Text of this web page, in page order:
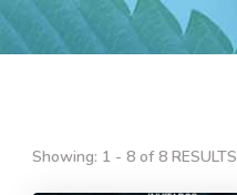
Showing: 1 - 8 of 8 RESULTS